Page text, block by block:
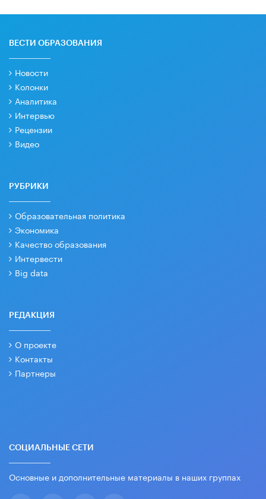
ВЕСТИ ОБРАЗОВАНИЯ
Новости
Колонки
Аналитика
Интервью
Рецензии
Видео
РУБРИКИ
Образовательная политика
Экономика
Качество образования
Интервести
Big data
РЕДАКЦИЯ
О проекте
Контакты
Партнеры
СОЦИАЛЬНЫЕ СЕТИ
Основные и дополнительные материалы в наших группах